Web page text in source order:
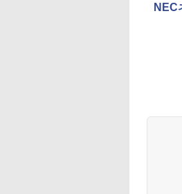
NEC